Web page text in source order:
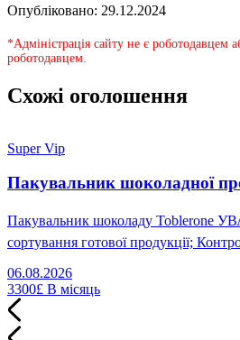
Опубліковано: 29.12.2024
*Адміністрація сайту не є роботодавцем
роботодавцем.
Схожі оголошення
Super Vip
Пакувальник шоколадної
Пакувальник шоколаду Toblerone
сортування готової продукції;
06.08.2026
3300£ В місяць